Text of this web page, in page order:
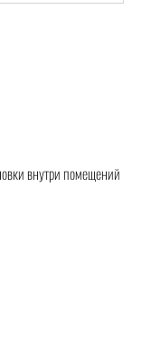
внутри помещений